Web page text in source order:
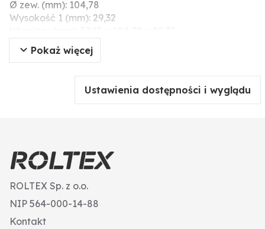
Ø zew. (mm): 104,78
Wysokość 1 (mm): 29,32
Ø wew. (mm): 57.15
Pokaż więcej
Ustawienia dostępności i wyglądu
ROLTEX Sp. z o.o.
NIP 564-000-14-88
Kontakt